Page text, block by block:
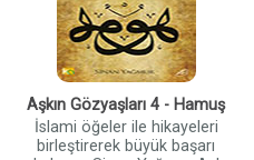
Aşkın Gözyaşları 4 - Hamuş
İslami öğeler ile hikayeleri
birleştirerek büyük başarı